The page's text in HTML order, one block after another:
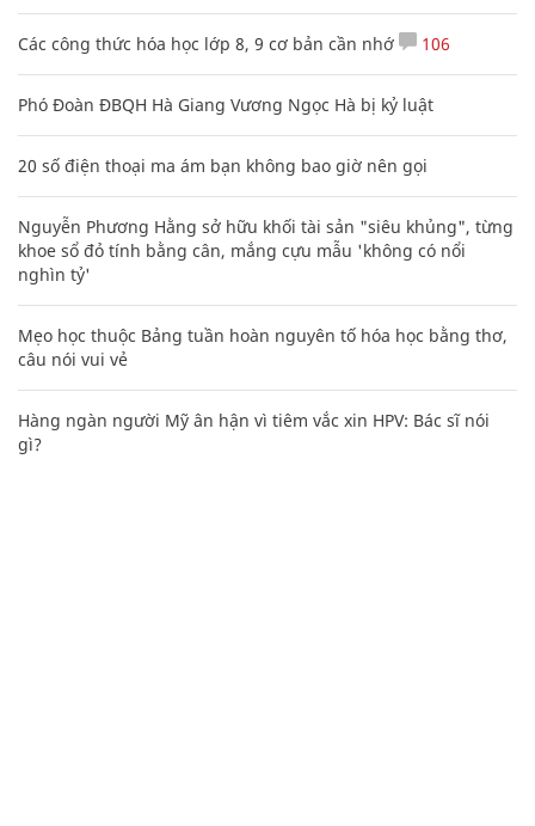
Các công thức hóa học lớp 8, 9 cơ bản cần nhớ 106
Phó Đoàn ĐBQH Hà Giang Vương Ngọc Hà bị kỷ luật
20 số điện thoại ma ám bạn không bao giờ nên gọi
Nguyễn Phương Hằng sở hữu khối tài sản "siêu khủng", từng
khoe sổ đỏ tính bằng cân, mắng cựu mẫu 'không có nổi
nghìn tỷ'
Mẹo học thuộc Bảng tuần hoàn nguyên tố hóa học bằng thơ,
câu nói vui vẻ
Hàng ngàn người Mỹ ân hận vì tiêm vắc xin HPV: Bác sĩ nói
gì?